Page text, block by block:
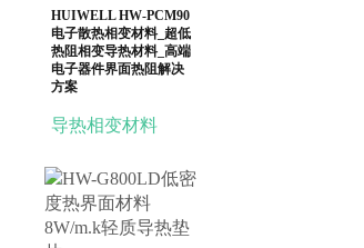
HUIWELL HW-PCM90
电子散热相变材料_超低
热阻相变导热材料_高端
电子器件界面热阻解决
方案
导热相变材料